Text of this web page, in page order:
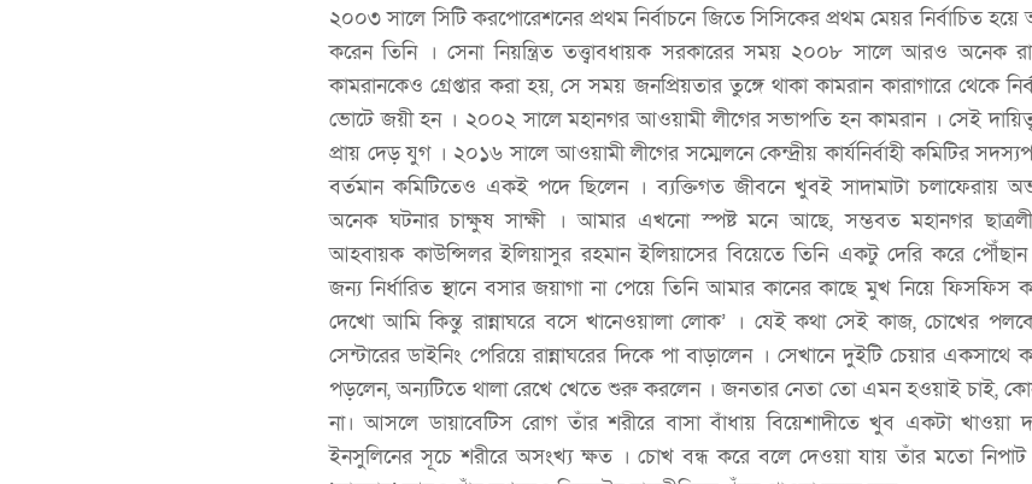
২০০৩ সালে সিটি করপোরেশনের প্রথম নির্বাচনে জিতে সিসিকের প্রথম মেয়র নির্বাচিত
করেন তিনি । সেনা নিয়ন্ত্রিত তত্ত্বাবধায়ক সরকারের সময় ২০০৮ সালে আরও অনেক
কামরানকেও গ্রেপ্তার করা হয়, সে সময় জনপ্রিয়তার তুঙ্গে থাকা কামরান কারাগারে থেকে
ভোটে জয়ী হন । ২০০২ সালে মহানগর আওয়ামী লীগের সভাপতি হন কামরান । সেই
প্রায় দেড় যুগ । ২০১৬ সালে আওয়ামী লীগের সম্মেলনে কেন্দ্রীয় কার্যনির্বাহী কমিটির
বর্তমান কমিটিতেও একই পদে ছিলেন । ব্যক্তিগত জীবনে খুবই সাদামাটা চলাফেরায়
অনেক ঘটনার চাক্ষুষ সাক্ষী । আমার এখনো স্পষ্ট মনে আছে, সম্ভবত মহানগর
আহবায়ক কাউন্সিলর ইলিয়াসুর রহমান ইলিয়াসের বিয়েতে তিনি একটু দেরি করে পৌঁছান
জন্য নির্ধারিত স্থানে বসার জয়াগা না পেয়ে তিনি আমার কানের কাছে মুখ নিয়ে ফিসফিস
দেখো আমি কিন্তু রান্নাঘরে বসে খানেওয়ালা লোক’ । যেই কথা সেই কাজ, চোখের
সেন্টারের ডাইনিং পেরিয়ে রান্নাঘরের দিকে পা বাড়ালেন । সেখানে দুইটি চেয়ার
পড়লেন, অন্যটিতে থালা রেখে খেতে শুরু করলেন । জনতার নেতা তো এমন হওয়াই চাই,
না। আসলে ডায়াবেটিস রোগ তাঁর শরীরে বাসা বাঁধায় বিয়েশাদীতে খুব একটা খাওয়া
ইনসুলিনের সূচে শরীরে অসংখ্য ক্ষত । চোখ বন্ধ করে বলে দেওয়া যায় তাঁর মতো